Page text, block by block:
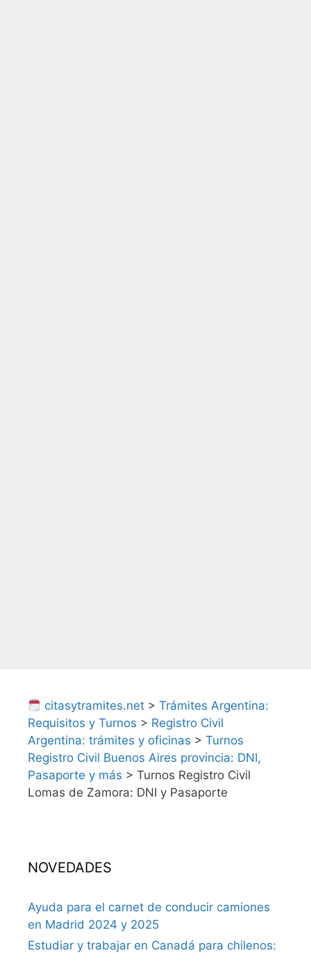
citasytramites.net >Trámites Argentina:
Requisitos y Turnos > Registro Civil
Argentina: trámites y oficinas > Turnos
Registro Civil Buenos Aires provincia: DNI,
Pasaporte y más > Turnos Registro Civil
Lomas de Zamora: DNI y Pasaporte
NOVEDADES
Ayuda para el carnet de conducir camiones
en Madrid 2024 y 2025
Estudiar y trabajar en Canadá para chilenos: